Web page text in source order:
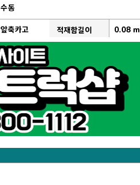
수동
앞축카고 적재함길이 0.08 m